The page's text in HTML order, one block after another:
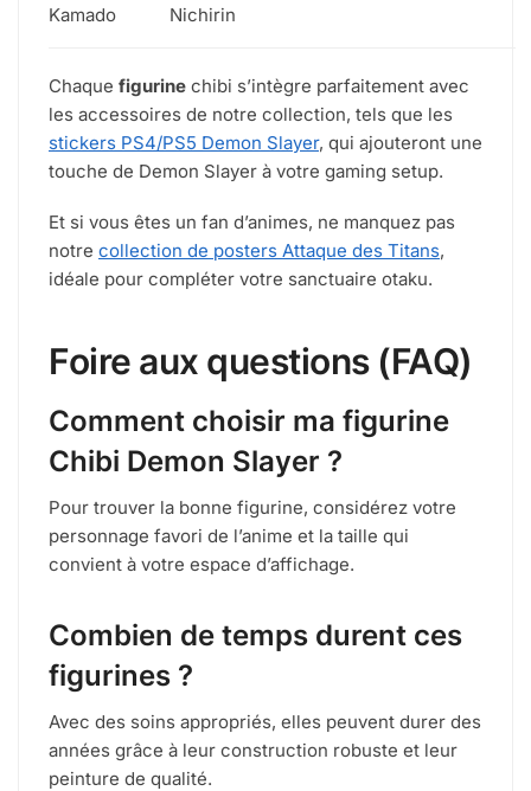
Kamado
Nichirin
Chaque figurine chibi s’intègre parfaitement avec
les accessoires de notre collection, tels que les
stickers PS4/PS5 Demon Slayer, qui ajouteront une
touche de Demon Slayer à votre gaming setup.
Et si vous êtes un fan d’animes, ne manquez pas
notre collection de posters Attaque des Titans,
idéale pour compléter votre sanctuaire otaku.
Foire aux questions (FAQ)
Comment choisir ma figurine
Chibi Demon Slayer ?
Pour trouver la bonne figurine, considérez votre
personnage favori de l’anime et la taille qui
convient à votre espace d’affichage.
Combien de temps durent ces
figurines ?
Avec des soins appropriés, elles peuvent durer des
années grâce à leur construction robuste et leur
peinture de qualité.